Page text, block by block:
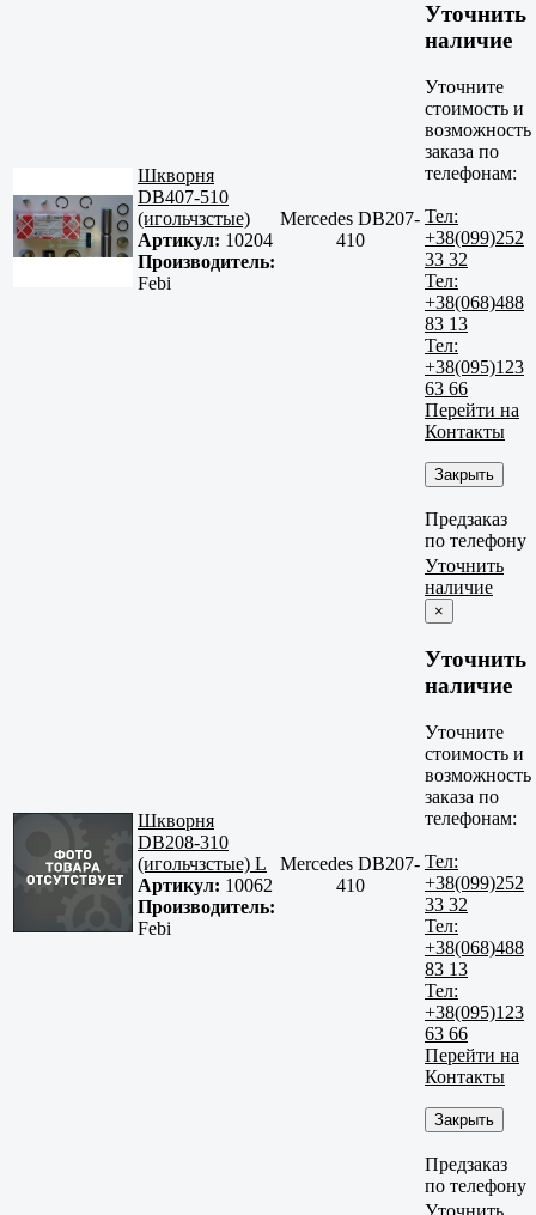
Шкворня
DB407-510
(игольчзстые)
Артикул: 10204
Производитель:
Febi
Mercedes DB207-
410
Уточнить
наличие
Уточните
стоимость и
возможность
заказа по
телефонам:
Тел:
+38(099)252
33 32
Тел:
+38(068)488
83 13
Тел:
+38(095)123
63 66
Перейти на
Контакты
Закрыть
Предзаказ
по телефону
Шкворня
DB208-310
(игольчзстые) L
Артикул: 10062
Производитель:
Febi
Mercedes DB207-
410
Уточнить
наличие
×
Уточнить
наличие
Уточните
стоимость и
возможность
заказа по
телефонам:
Тел:
+38(099)252
33 32
Тел:
+38(068)488
83 13
Тел:
+38(095)123
63 66
Перейти на
Контакты
Закрыть
Предзаказ
по телефону